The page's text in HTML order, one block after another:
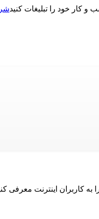
به کاربران اینترنت معرفی